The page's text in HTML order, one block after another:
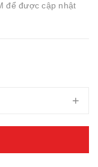
để được cập nhật
+